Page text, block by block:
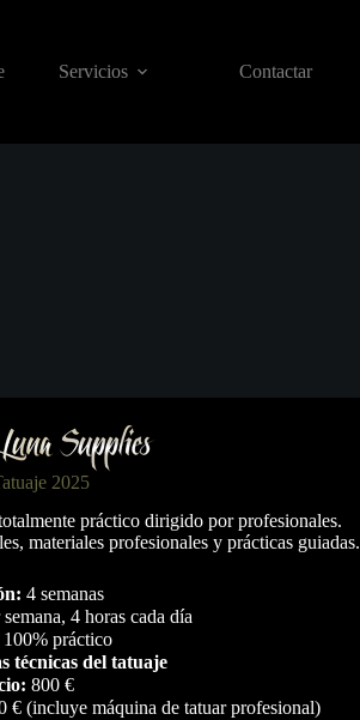
Servicios Contactar
2025
práctico dirigido por profesionales.
materiales profesionales y prácticas guiadas.
4 semanas
4 horas cada día
100% práctico
técnicas del tatuaje
800 €
€ (incluye máquina de tatuar profesional)